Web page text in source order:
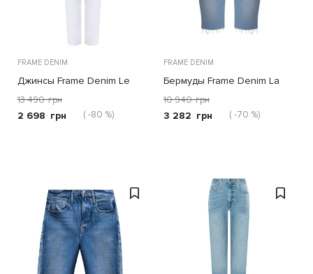
FRAME DENIM
Джинсы Frame Denim Le
California белые
13 490 грн
2 698 грн ( -80 %)
FRAME DENIM
Бермуды Frame Denim La
Vintage голубые
10 940 грн
3 282 грн ( -70 %)